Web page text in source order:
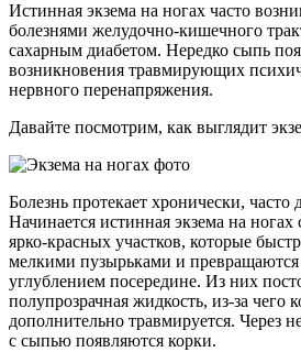
Истинная экзема на ногах часто
болезнями желудочно-кишечного
сахарным диабетом. Нередко сыпь
возникновения травмирующих
нервного перенапряжения.
Давайте посмотрим, как выглядит
Болезнь протекает хронически, часто
Начинается истинная экзема на
ярко-красных участков, которые
мелкими пузырьками и
углублением посередине. Из них
полупрозрачная жидкость, из-за чего
дополнительно травмируется. Через
с сыпью появляются корки.